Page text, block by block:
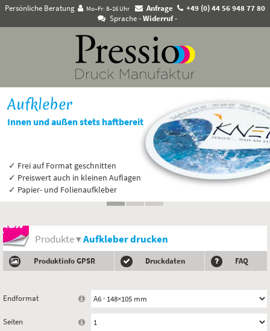
Persönliche Beratung Mo–Fr: 8–16 Uhr Anfrage
+49 (0) 44 56 948 77 80
Sprache- Widerruf -
Aufkleber
Innen und außen stets haftbereit
✓ Frei auf Format geschnitten
✓ Preiswert auch in kleinen Auflagen
✓ Papier- und Folienaufkleber
Produkte ▾Aufkleber drucken
Produktinfo GPSR Druckdaten FAQ
Endformat
Seiten